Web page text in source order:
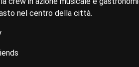
nel centro della città.